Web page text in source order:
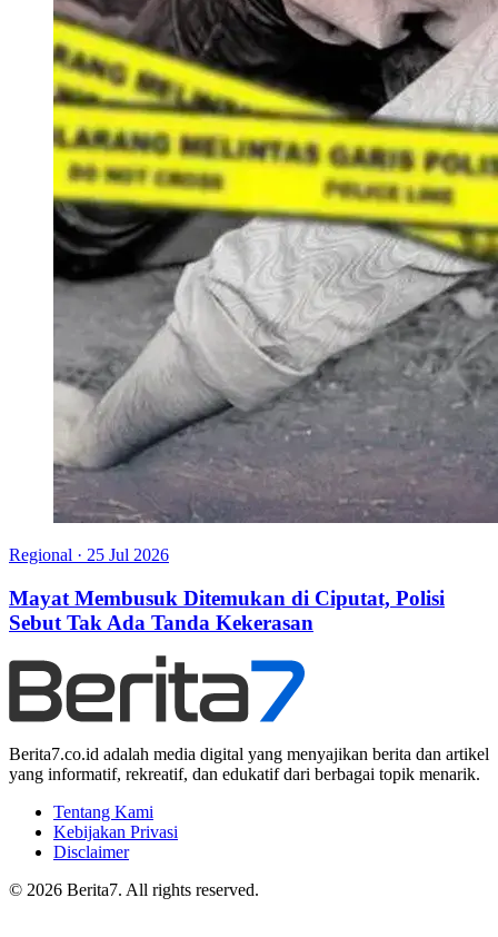
Regional · 25 Jul 2026
Mayat Membusuk Ditemukan di Ciputat, Polisi
Sebut Tak Ada Tanda Kekerasan
Berita7.co.id adalah media digital yang menyajikan berita dan artikel
yang informatif, rekreatif, dan edukatif dari berbagai topik menarik.
Tentang Kami
Kebijakan Privasi
Disclaimer
© 2026 Berita7. All rights reserved.